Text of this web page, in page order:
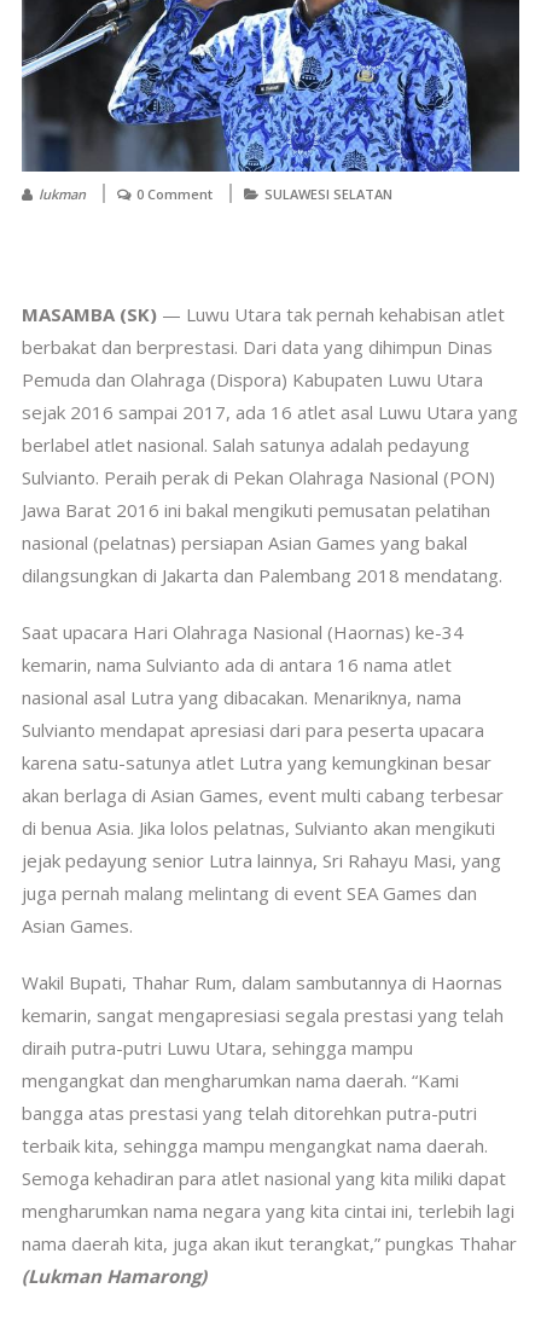
lukman 0 Comment SULAWESI SELATAN
MASAMBA (SK)— Luwu Utara tak pernah kehabisan atlet
berbakat dan berprestasi. Dari data yang dihimpun Dinas
Pemuda dan Olahraga (Dispora) Kabupaten Luwu Utara
sejak 2016 sampai 2017, ada 16 atlet asal Luwu Utara yang
berlabel atlet nasional. Salah satunya adalah pedayung
Sulvianto. Peraih perak di Pekan Olahraga Nasional (PON)
Jawa Barat 2016 ini bakal mengikuti pemusatan pelatihan
nasional (pelatnas) persiapan Asian Games yang bakal
dilangsungkan di Jakarta dan Palembang 2018 mendatang.
Saat upacara Hari Olahraga Nasional (Haornas) ke-34
kemarin, nama Sulvianto ada di antara 16 nama atlet
nasional asal Lutra yang dibacakan. Menariknya, nama
Sulvianto mendapat apresiasi dari para peserta upacara
karena satu-satunya atlet Lutra yang kemungkinan besar
akan berlaga di Asian Games, event multi cabang terbesar
di benua Asia. Jika lolos pelatnas, Sulvianto akan mengikuti
jejak pedayung senior Lutra lainnya, Sri Rahayu Masi, yang
juga pernah malang melintang di event SEA Games dan
Asian Games.
Wakil Bupati, Thahar Rum, dalam sambutannya di Haornas
kemarin, sangat mengapresiasi segala prestasi yang telah
diraih putra-putri Luwu Utara, sehingga mampu
mengangkat dan mengharumkan nama daerah. “Kami
bangga atas prestasi yang telah ditorehkan putra-putri
terbaik kita, sehingga mampu mengangkat nama daerah.
Semoga kehadiran para atlet nasional yang kita miliki dapat
mengharumkan nama negara yang kita cintai ini, terlebih lagi
nama daerah kita, juga akan ikut terangkat,” pungkas Thahar
(Lukman Hamarong)